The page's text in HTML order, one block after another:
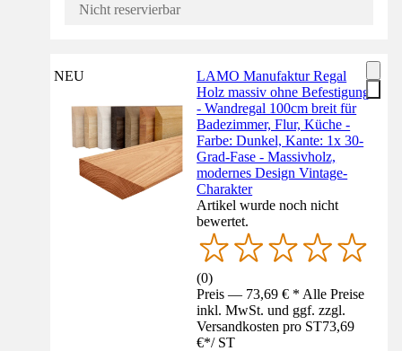
Nicht reservierbar
NEU
LAMO Manufaktur Regal
Holz massiv ohne Befestigung
- Wandregal 100cm breit für
Badezimmer, Flur, Küche -
Farbe: Dunkel, Kante: 1x 30-
Grad-Fase - Massivholz,
modernes Design Vintage-
Charakter
Artikel wurde noch nicht
bewertet.
(0)
Preis — 73,69 € * Alle Preise
inkl. MwSt. und ggf. zzgl.
Versandkosten pro ST73,69
€*/ ST